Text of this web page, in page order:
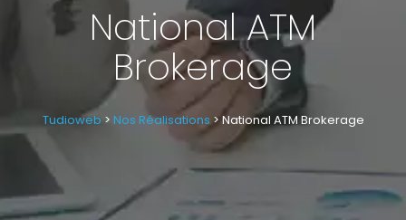
National ATM
Brokerage
Tudioweb > Nos Réalisations > National ATM Brokerage